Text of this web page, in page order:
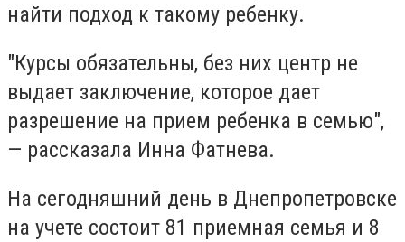
найти подход к такому ребенку.
"Курсы обязательны, без них центр не
выдает заключение, которое дает
разрешение на прием ребенка в семью",
— рассказала Инна Фатнева.
На сегодняшний день в Днепропетровске
на учете состоит 81 приемная семья и 8